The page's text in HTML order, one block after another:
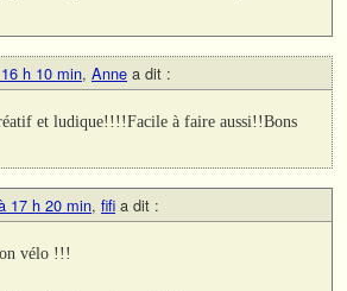
h 10 min, Anne a dit :
et ludique!!!!Facile à faire aussi!!Bons
17 h 20 min, fifi a dit :
vélo !!!